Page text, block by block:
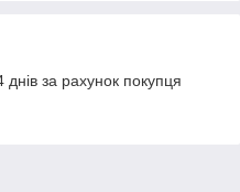
за рахунок покупця